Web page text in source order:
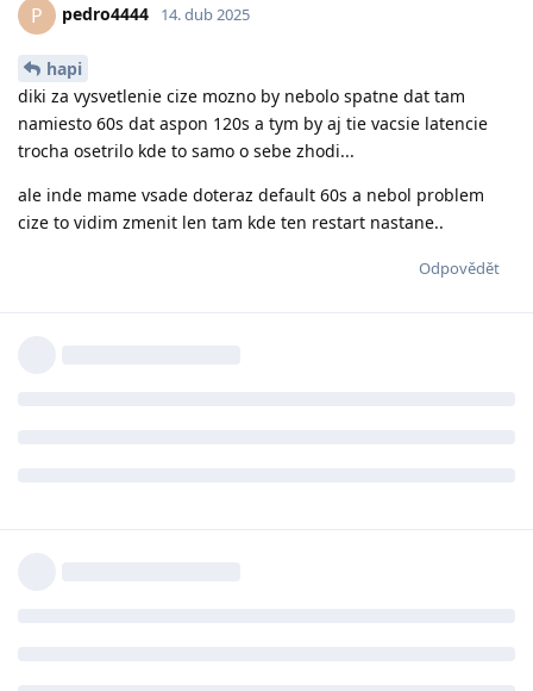
P pedro4444 14. dub 2025
hapi
diki za vysvetlenie cize mozno by nebolo spatne dat tam
namiesto 60s dat aspon 120s a tym by aj tie vacsie latencie
trocha osetrilo kde to samo o sebe zhodi...
ale inde mame vsade doteraz default 60s a nebol problem
cize to vidim zmenit len tam kde ten restart nastane..
Odpovědět